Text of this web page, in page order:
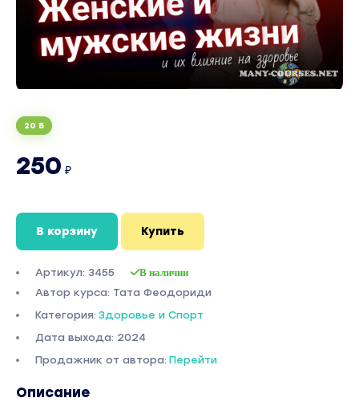
20 Б
250 ₽
В корзину Купить
Артикул: 3455 В наличии
Автор курса: Тата Феодориди
Категория: Здоровье и Спорт
Дата выхода: 2024
Продажник от автора: Перейти
Описание